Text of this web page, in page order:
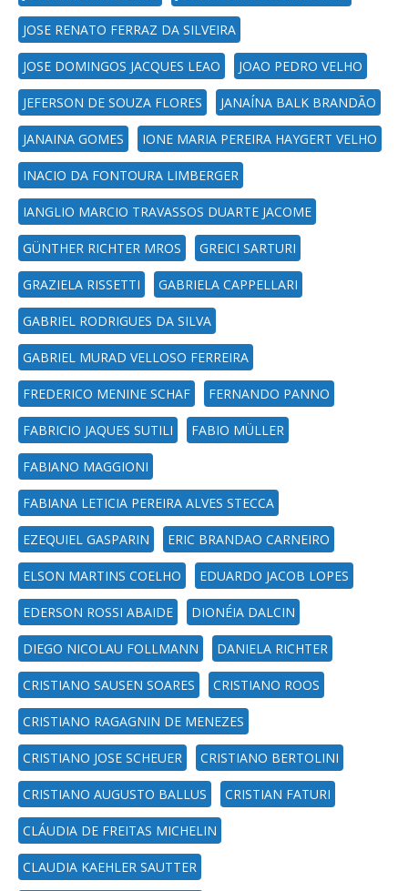
JOSE RENATO FERRAZ DA SILVEIRA
JOSE DOMINGOS JACQUES LEAO JOAO PEDRO VELHO
JEFERSON DE SOUZA FLORES JANAÍNA BALK BRANDÃO
JANAINA GOMES IONE MARIA PEREIRA HAYGERT VELHO
INACIO DA FONTOURA LIMBERGER
IANGLIO MARCIO TRAVASSOS DUARTE JACOME
GÜNTHER RICHTER MROS GREICI SARTURI
GRAZIELA RISSETTI GABRIELA CAPPELLARI
GABRIEL RODRIGUES DA SILVA
GABRIEL MURAD VELLOSO FERREIRA
FREDERICO MENINE SCHAF FERNANDO PANNO
FABRICIO JAQUES SUTILI FABIO MÜLLER
FABIANO MAGGIONI
FABIANA LETICIA PEREIRA ALVES STECCA
EZEQUIEL GASPARIN ERIC BRANDAO CARNEIRO
ELSON MARTINS COELHO EDUARDO JACOB LOPES
EDERSON ROSSI ABAIDE DIONÉIA DALCIN
DIEGO NICOLAU FOLLMANN DANIELA RICHTER
CRISTIANO SAUSEN SOARES CRISTIANO ROOS
CRISTIANO RAGAGNIN DE MENEZES
CRISTIANO JOSE SCHEUER CRISTIANO BERTOLINI
CRISTIANO AUGUSTO BALLUS CRISTIAN FATURI
CLÁUDIA DE FREITAS MICHELIN
CLAUDIA KAEHLER SAUTTER